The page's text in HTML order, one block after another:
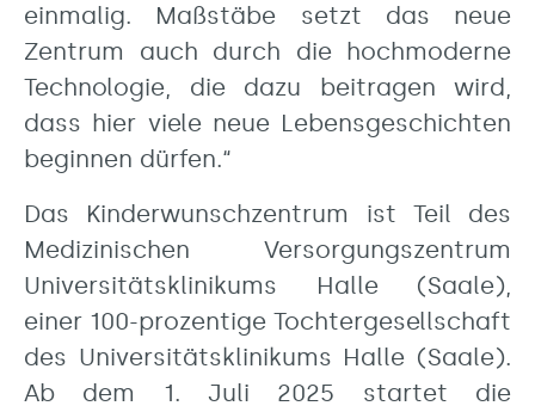
einmalig. Maßstäbe setzt das neue
Zentrum auch durch die hochmoderne
Technologie, die dazu beitragen wird,
dass hier viele neue Lebensgeschichten
beginnen dürfen.“
Das Kinderwunschzentrum ist Teil des
Medizinischen Versorgungszentrum
Universitätsklinikums Halle (Saale),
einer 100-prozentige Tochtergesellschaft
des Universitätsklinikums Halle (Saale).
Ab dem 1. Juli 2025 startet die